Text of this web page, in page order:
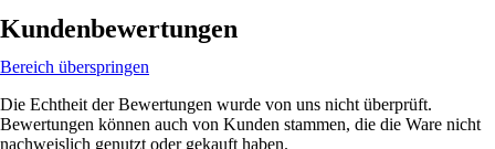
Kundenbewertungen
Bereich überspringen
Die Echtheit der Bewertungen wurde von uns nicht überprüft.
Bewertungen können auch von Kunden stammen, die die Ware nicht
nachweislich genutzt oder gekauft haben.